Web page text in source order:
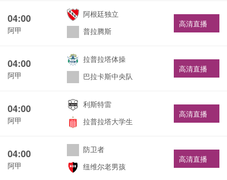
04:00
阿甲
阿根廷独立
普拉腾斯
高清直播
04:00
阿甲
拉普拉塔体操
巴拉卡斯中央队
高清直播
04:00
阿甲
利斯特雷
拉普拉塔大学生
高清直播
04:00
阿甲
防卫者
纽维尔老男孩
高清直播